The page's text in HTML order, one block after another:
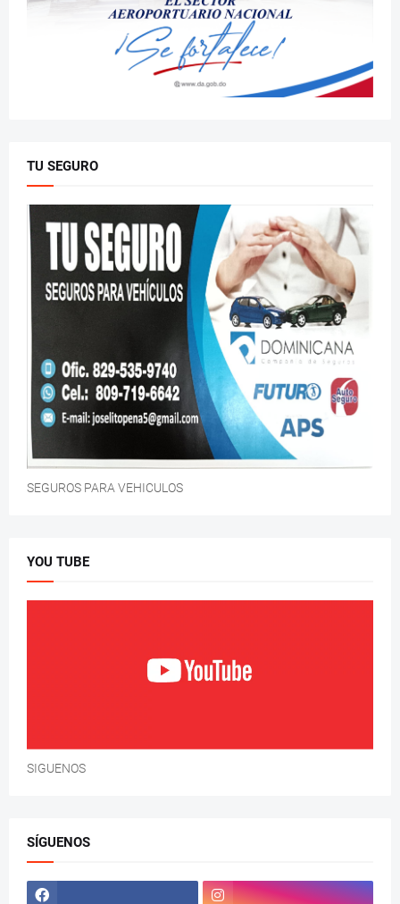
TU SEGURO
SEGUROS PARA VEHICULOS
YOU TUBE
SIGUENOS
SÍGUENOS